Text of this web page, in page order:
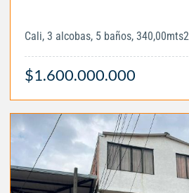
Cali, 3 alcobas, 5 baños, 340,00mts2
$1.600.000.000